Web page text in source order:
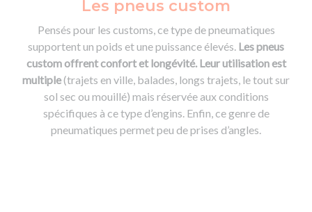
Les pneus custom
Pensés pour les customs, ce type de pneumatiques
supportent un poids et une puissance élevés. Les pneus
custom offrent confort et longévité. Leur utilisation est
multiple(trajets en ville, balades, longs trajets, le tout sur
sol sec ou mouillé) mais réservée aux conditions
spécifiques à ce type d’engins. Enfin, ce genre de
pneumatiques permet peu de prises d’angles.